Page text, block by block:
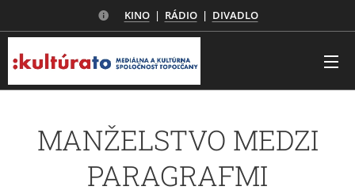
KINO| RÁDIO| DIVADLO
MANŽELSTVO MEDZI
PARAGRAFMI